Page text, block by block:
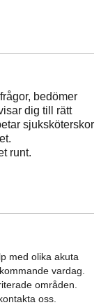
bedömer
dig till rätt
sjuksköterskor
runt.
med olika akuta
vardag.
områden.
oss.